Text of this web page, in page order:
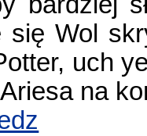
się Wol
uch
na